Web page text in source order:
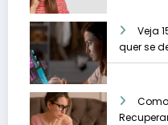
Veja
quer se